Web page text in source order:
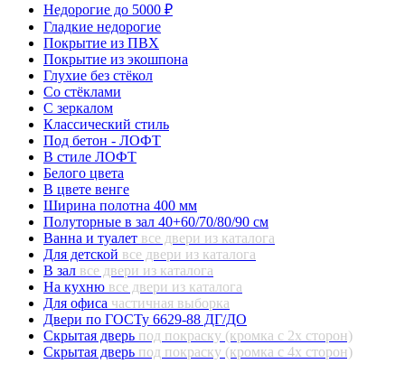
Недорогие до 5000 ₽
Гладкие недорогие
Покрытие из ПВХ
Покрытие из экошпона
Глухие без стёкол
Со стёклами
С зеркалом
Классический стиль
Под бетон - ЛОФТ
В стиле ЛОФТ
Белого цвета
В цвете венге
Ширина полотна 400 мм
Полуторные в зал 40+60/70/80/90 см
Ванна и туалет все двери из каталога
Для детской все двери из каталога
В зал все двери из каталога
На кухню все двери из каталога
Для офиса частичная выборка
Двери по ГОСТу 6629-88 ДГ/ДО
Скрытая дверь под покраску (кромка с 2х сторон)
Скрытая дверь под покраску (кромка с 4х сторон)